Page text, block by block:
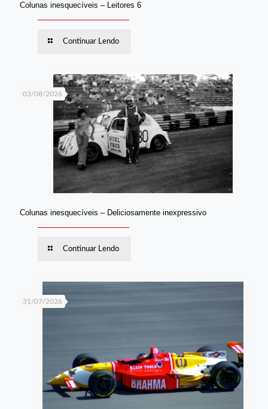
Colunas inesquecíveis – Leitores 6
Continuar Lendo
03/08/2026
Colunas inesquecíveis – Deliciosamente inexpressivo
Continuar Lendo
31/07/2026